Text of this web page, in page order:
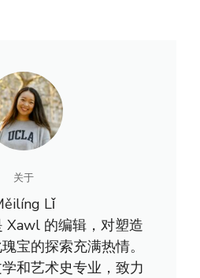
关于
Lǐ
Xawl 的编辑，对塑造
宝的探索充满热情。
和艺术史专业，致力